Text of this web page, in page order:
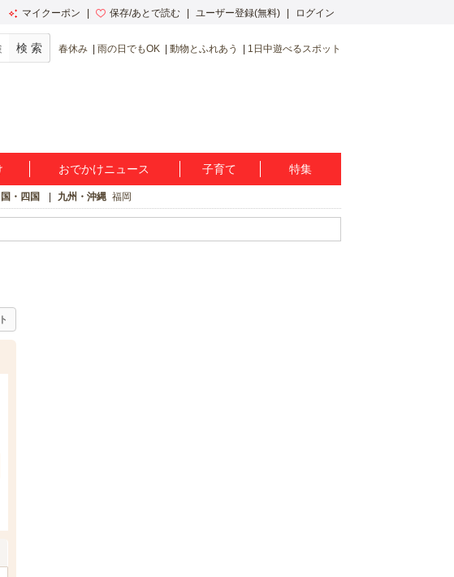
マイクーポン 保存/あとで読む ユーザー登録(無料) ログイン
春休み 雨の日でもOK 動物とふれあう 1日中遊べるスポット
おでかけニュース 子育て 特集
・四国 九州・沖縄 福岡